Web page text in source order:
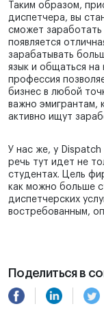
Таким образом,
диспетчера, вы
сможет
появляется
зарабатывать
язык и общаться на
профессия
бизнес в любой
важно
активно ищут
У нас же, у Dispatch
речь тут идет не
студентах. Цель
как можно больше
диспетчерских
востребованным,
Поделиться в